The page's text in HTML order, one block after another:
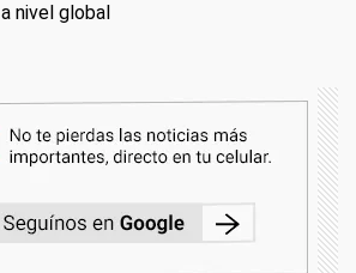
nivel global